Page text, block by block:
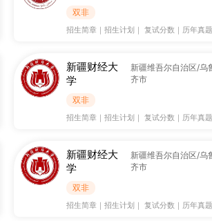
双非
招生简章 ｜ 招生计划 ｜ 复试分数 ｜ 历年真题
新疆财经大
学
新疆维吾尔自治区/乌
齐市
双非
招生简章 ｜ 招生计划 ｜ 复试分数 ｜ 历年真题
新疆财经大
学
新疆维吾尔自治区/乌
齐市
双非
招生简章 ｜ 招生计划 ｜ 复试分数 ｜ 历年真题